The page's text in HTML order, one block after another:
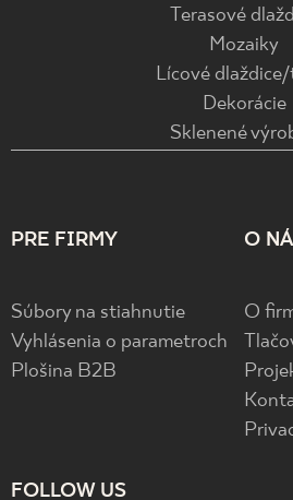
Terasové
Mozaiky
Lícové
Dekorácie
Sklenené
PRE FIRMY
Súbory na stiahnutie
Vyhlásenia o parametroch
Plošina B2B
O
O
FOLLOW US